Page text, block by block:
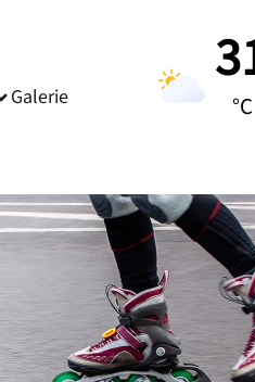
Galerie °C